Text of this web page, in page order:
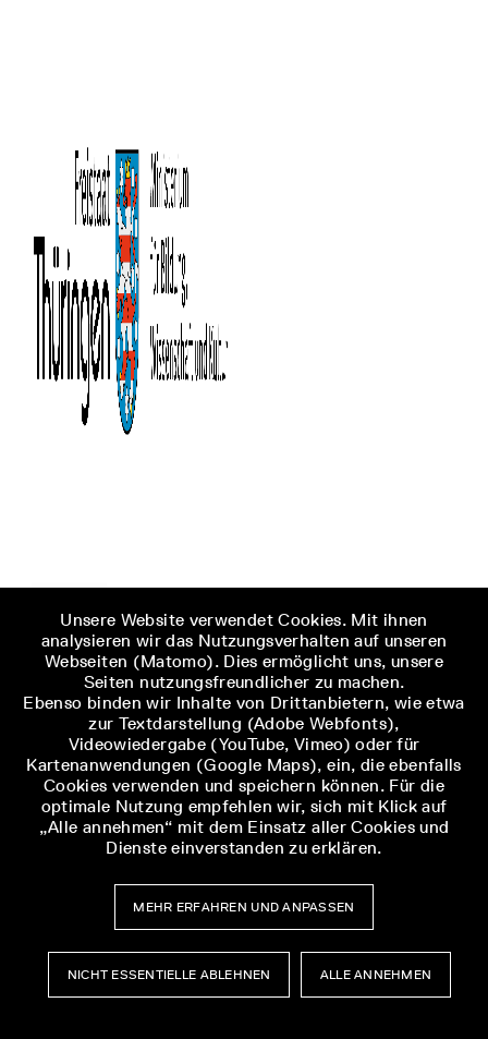
Unsere Website verwendet Cookies. Mit ihnen
analysieren wir das Nutzungsverhalten auf unseren
Webseiten (Matomo). Dies ermöglicht uns, unsere
Seiten nutzungsfreundlicher zu machen.
Ebenso binden wir Inhalte von Drittanbietern, wie etwa
zur Textdarstellung (Adobe Webfonts),
Videowiedergabe (YouTube, Vimeo) oder für
Kartenanwendungen (Google Maps), ein, die ebenfalls
Cookies verwenden und speichern können. Für die
optimale Nutzung empfehlen wir, sich mit Klick auf
„Alle annehmen“ mit dem Einsatz aller Cookies und
Dienste einverstanden zu erklären.
MEHR ERFAHREN UND ANPASSEN
NICHT ESSENTIELLE ABLEHNEN ALLE ANNEHMEN